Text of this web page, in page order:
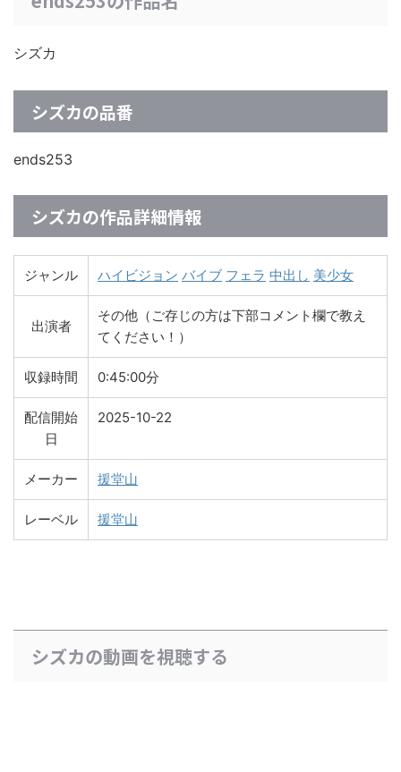
シズカ
シズカの品番
ends253
シズカの作品詳細情報
ジャンル ハイビジョン バイブ フェラ 中出し 美少女
出演者
その他（ご存じの方は下部コメント欄で教え
てください！）
収録時間 0:45:00分
配信開始
日
2025-10-22
メーカー 援堂山
レーベル 援堂山
シズカの動画を視聴する